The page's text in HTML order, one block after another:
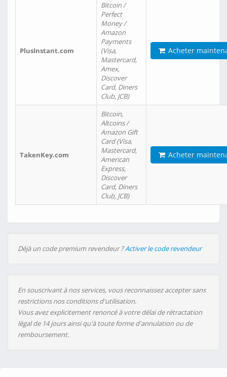
PlusInstant.com
Bitcoin /
Perfect
Money /
Amazon
Payments
(Visa,
Mastercard,
Amex,
Discover
Card, Diners
Club, JCB)
Acheter
TakenKey.com
Bitcoin,
Altcoins /
Amazon Gift
Card (Visa,
Mastercard,
American
Express,
Discover
Card, Diners
Club, JCB)
Acheter
Déjà un code premium revendeur ?Activer le code revendeur
En souscrivant à nos services, vous reconnaissez accepter sans
restrictions nos conditions d'utilisation.
Vous avez explicitement renoncé à votre délai de rétractation
légal de 14 jours ainsi qu'à toute forme d'annulation ou de
remboursement.